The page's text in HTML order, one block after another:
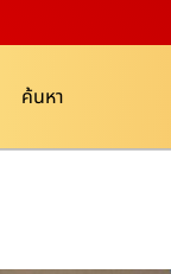
ค้นหา